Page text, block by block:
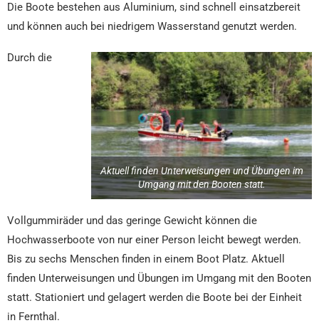
Die Boote bestehen aus Aluminium, sind schnell einsatzbereit
und können auch bei niedrigem Wasserstand genutzt werden.
Aktuell finden Unterweisungen und Übungen im
Umgang mit den Booten statt.
Durch die
Vollgummiräder und das geringe Gewicht können die
Hochwasserboote von nur einer Person leicht bewegt werden.
Bis zu sechs Menschen finden in einem Boot Platz. Aktuell
finden Unterweisungen und Übungen im Umgang mit den Booten
statt. Stationiert und gelagert werden die Boote bei der Einheit
in Fernthal.